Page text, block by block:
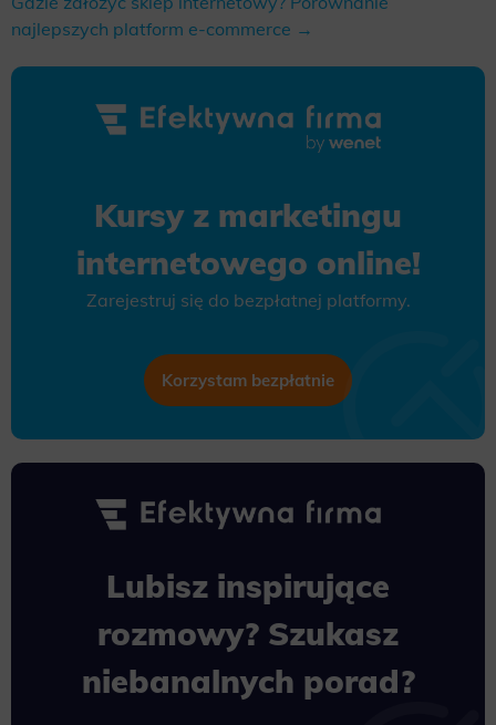
najlepszych platform e-commerce →
Kursy z marketingu
internetowego online!
Zarejestruj się do bezpłatnej platformy.
Korzystam bezpłatnie
Lubisz inspirujące
rozmowy? Szukasz
niebanalnych porad?